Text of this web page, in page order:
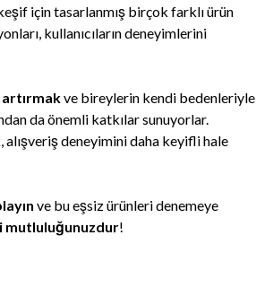
için tasarlanmış birçok farklı ürün
kullanıcıların deneyimlerini
ve bireylerin kendi bedenleriyle
da önemli katkılar sunuyorlar.
alışveriş deneyimini daha keyifli hale
ve bu eşsiz ürünleri denemeye
mutluluğunuzdur!